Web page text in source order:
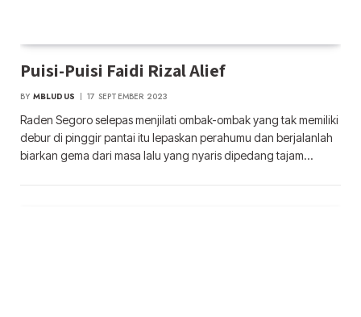
Puisi-Puisi Faidi Rizal Alief
BY MBLUDUS 17 SEPTEMBER 2023
Raden Segoro selepas menjilati ombak-ombak yang tak memiliki
debur di pinggir pantai itu lepaskan perahumu dan berjalanlah
biarkan gema dari masa lalu yang nyaris dipedang tajam…